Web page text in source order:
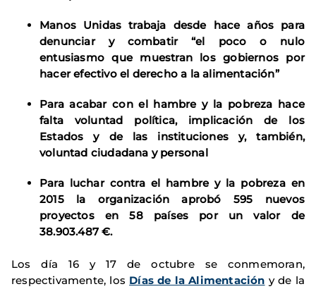
Manos Unidas trabaja desde hace años para
denunciar y combatir “el poco o nulo
entusiasmo que muestran los gobiernos por
hacer efectivo el derecho a la alimentación”
Para acabar con el hambre y la pobreza hace
falta voluntad política, implicación de los
Estados y de las instituciones y, también,
voluntad ciudadana y personal
Para luchar contra el hambre y la pobreza en
2015 la organización aprobó 595 nuevos
proyectos en 58 países por un valor de
38.903.487 €.
Los día 16 y 17 de octubre se conmemoran,
respectivamente, los Días de la Alimentación y de la